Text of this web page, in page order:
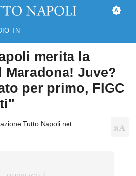
TN
merita la
Maradona! Juve?
per primo, FIGC
Tutto Napoli.net